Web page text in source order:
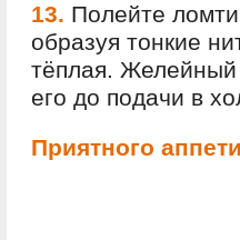
13. Полейте
образуя тонкие
тёплая. Желейный
его до подачи в
Приятного